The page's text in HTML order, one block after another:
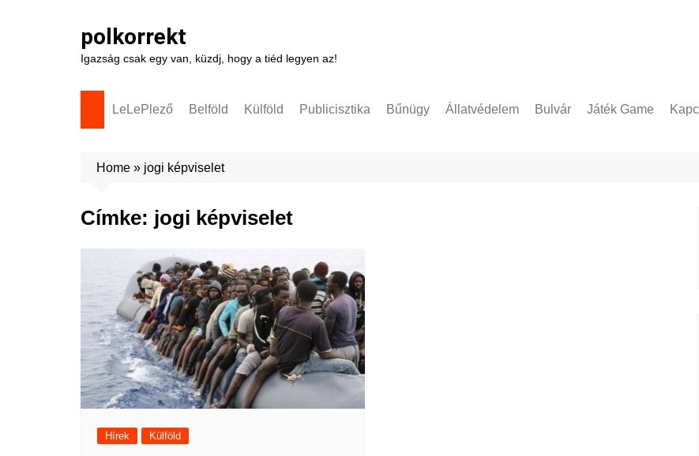
polkorrekt
Igazság csak egy van, küzdj, hogy a tiéd legyen az!
LeLePlező Belföld Külföld Publicisztika Bűnügy Állatvédelem Bulvár Játék Game
Home » jogi képviselet
Címke: jogi képviselet
Hírek Külföld